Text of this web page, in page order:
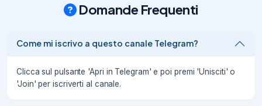
adesione al progetto
🤖
07/11/22 1.23K
Domande Frequenti
Come mi iscrivo a questo canale Telegram?
Clicca sul pulsante 'Apri in Telegram' e poi premi 'Unisciti' o
'Join' per iscriverti al canale.